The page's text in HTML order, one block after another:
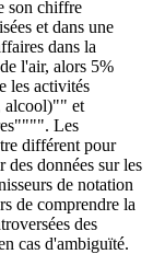
son chiffre
et dans une
dans la
l'air, alors 5%
les activités
alcool)"" et
Les
différent pour
données sur les
de notation
de comprendre la
des
cas d'ambiguïté.